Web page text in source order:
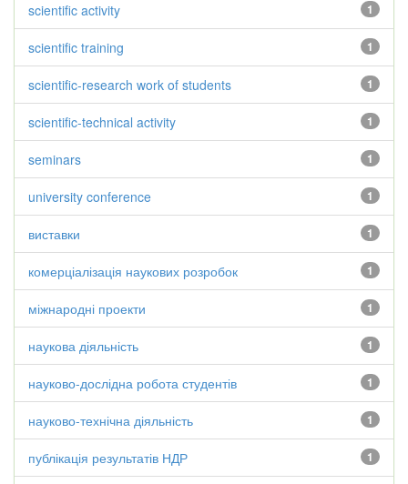
1
scientific activity
1
scientific training
1
scientific-research work of students
1
scientific-technical activity
1
seminars
1
university conference
1
виставки
1
комерціалізація наукових розробок
1
міжнародні проекти
1
наукова діяльність
1
науково-дослідна робота студентів
1
науково-технічна діяльність
1
публікація результатів НДР